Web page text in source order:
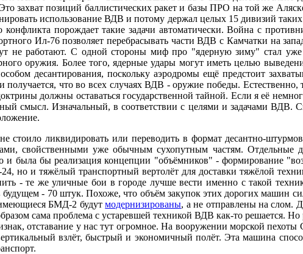
захват позиций баллистических ракет и базы ПРО на той же
использование ВДВ и потому держал целых 15 дивизий
порождает такие задачи автоматически. Война с
Ил-76 позволяет перебрасывать части ВДВ с Камчатки на
не работают. С одной стороны миф про "ядерную зиму" стал
оружия. Более того, ядерные удары могут иметь целью
десантирования, поскольку аэродромы ещё предстоит
что во всех случаях ВДВ - оружие победы.
должны оставаться государственной тайной. Если я её
смысл. Изначальный, в соответствии с целями и задачами ВДВ.
ликвидировать или переводить в формат десантно-
свойственными уже обычным сухопутным частям. Отдельные
и была бы реализация концепции "объёмников" - формирование
но и тяжёлый транспортный вертолёт для доставки тяжёлой
- те же уличные бои в городе лучше вести именно с такой
- 70 штук. Похоже, что объём закупок этих дорогих машин
БМД-2 будутмодернизированы, а не отправлены на слом.
сама проблема с устаревшей техникой ВДВ как-то решается.
отставание у нас тут огромное. На вооружении морской
взлёт, быстрый и экономичный полёт. Эта машина